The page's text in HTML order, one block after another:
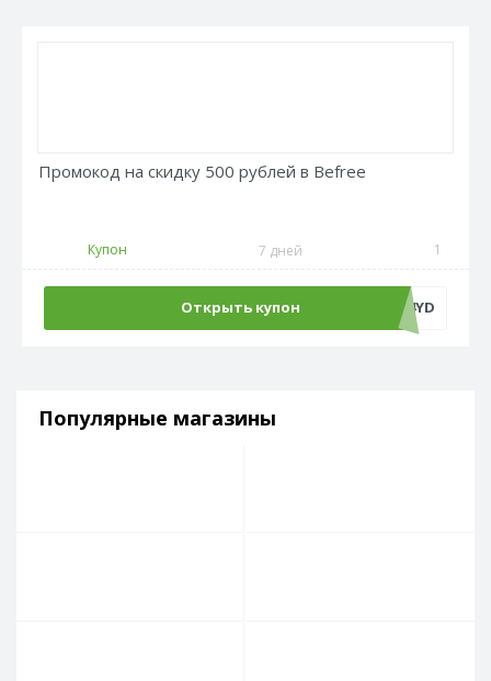
Промокод на скидку 500 рублей в Befree
Купон 7 дней 1
Открыть купон ADM500C4YD
Популярные магазины